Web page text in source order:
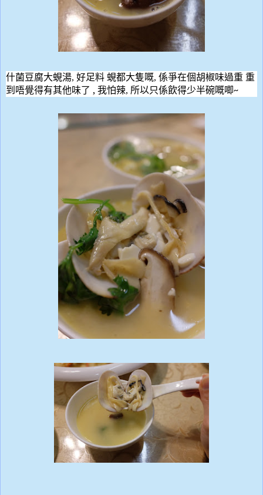
什菌豆腐大蜆湯, 好足料 蜆都大隻嘅, 係爭在個胡椒味過重 重
到唔覺得有其他味了 , 我怕辣, 所以只係飲得少半碗嘅唧~